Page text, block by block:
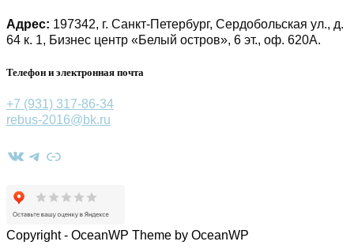
Адрес: 197342, г. Санкт-Петербург, Сердобольская ул., д.
64 к. 1, Бизнес центр «Белый остров», 6 эт., оф. 620А.
Телефон и электронная почта
+7 (931) 317-86-34
rebus-2016@bk.ru
ВКонтакте
Telegram
Ссылка
Copyright - OceanWP Theme by OceanWP